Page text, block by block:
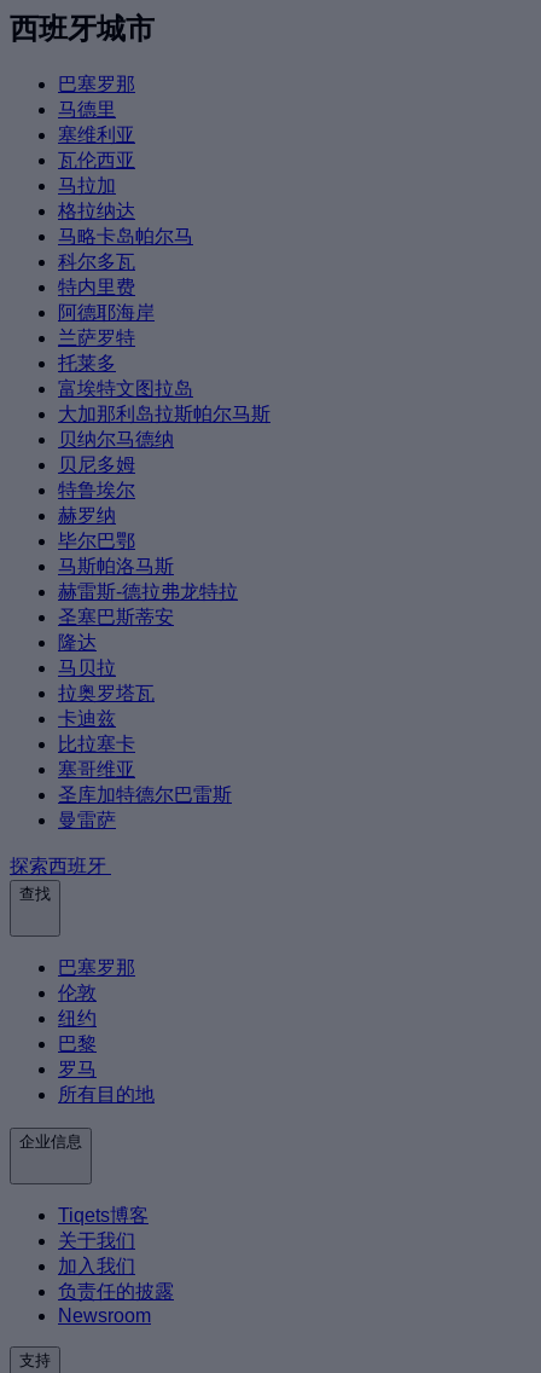
西班牙城市
巴塞罗那
马德里
塞维利亚
瓦伦西亚
马拉加
格拉纳达
马略卡岛帕尔马
科尔多瓦
特内里费
阿德耶海岸
兰萨罗特
托莱多
富埃特文图拉岛
大加那利岛拉斯帕尔马斯
贝纳尔马德纳
贝尼多姆
特鲁埃尔
赫罗纳
毕尔巴鄂
马斯帕洛马斯
赫雷斯-德拉弗龙特拉
圣塞巴斯蒂安
隆达
马贝拉
拉奥罗塔瓦
卡迪兹
比拉塞卡
塞哥维亚
圣库加特德尔巴雷斯
曼雷萨
探索西班牙
查找
巴塞罗那
伦敦
纽约
巴黎
罗马
所有目的地
企业信息
Tiqets博客
关于我们
加入我们
负责任的披露
Newsroom
支持